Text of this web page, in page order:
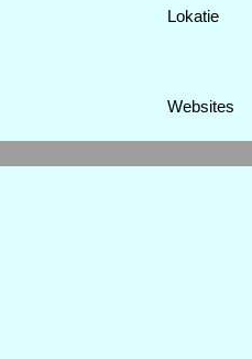
Lokatie
Websites